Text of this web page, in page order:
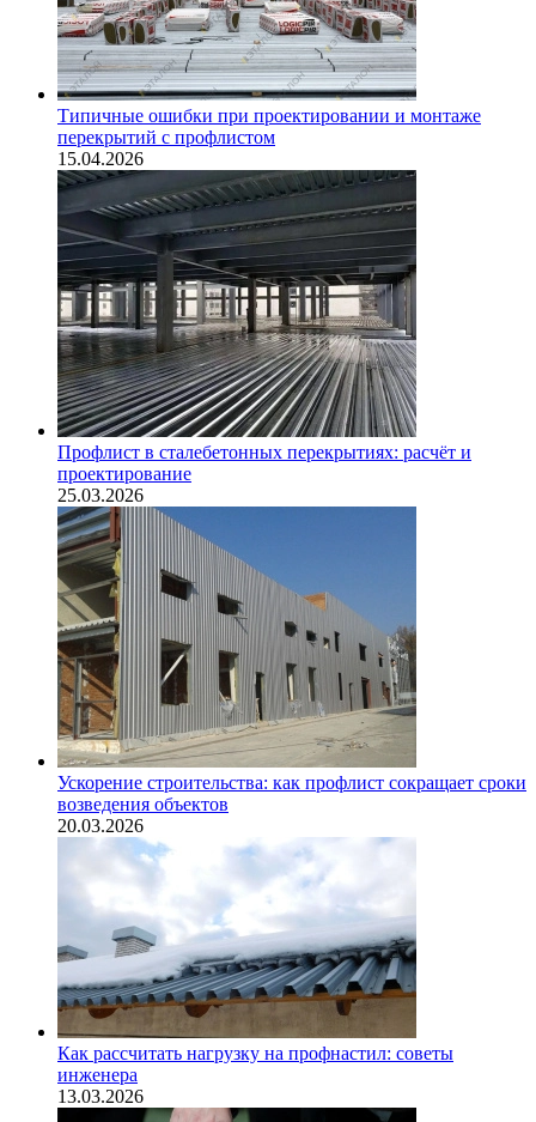
Типичные ошибки при проектировании и монтаже
перекрытий с профлистом
15.04.2026
Профлист в сталебетонных перекрытиях: расчёт и
проектирование
25.03.2026
Ускорение строительства: как профлист сокращает сроки
возведения объектов
20.03.2026
Как рассчитать нагрузку на профнастил: советы
инженера
13.03.2026